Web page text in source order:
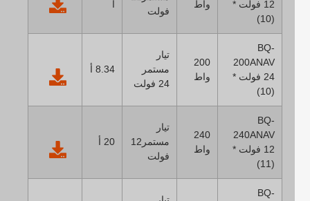
12 فولت *
فولت
BQ-
200ANAV
24 فولت *
200
مستمر
8.34 أ
BQ-
240ANAV
12 فولت *
240
مستمر12
فولت
BQ-